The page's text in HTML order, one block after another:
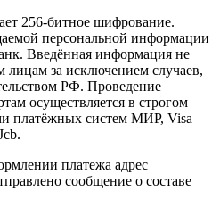
256-битное шифрование.
персональной информации
Введённая информация не
лицам за исключением случаев,
РФ. Проведение
осуществляется в строгом
платёжных систем МИР, Visa
платежа адрес
сообщение о составе